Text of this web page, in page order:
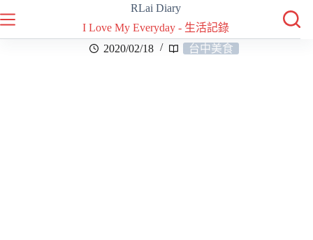
RLai Diary
I Love My Everyday - 生活記錄
2020/02/18
台中美食